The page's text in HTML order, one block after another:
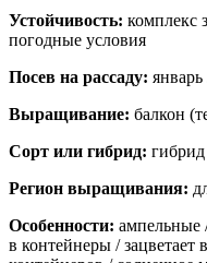
Устойчивость: комплекс
погодные условия
Посев на рассаду:
Выращивание: балкон
Сорт или гибрид: гибрид
Регион выращивания:
Особенности: ампельные
в контейнеры / зацветает